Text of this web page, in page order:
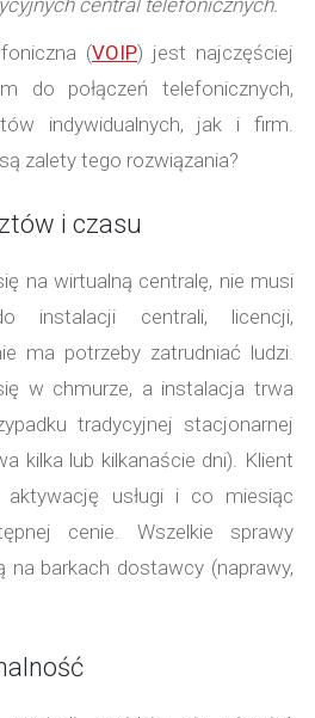
(VOIP) jest najczęściej
do połączeń telefonicznych,
indywidualnych, jak i firm.
są zalety tego rozwiązania?
i czasu
na wirtualną centralę, nie musi
instalacji centrali, licencji,
ma potrzeby zatrudniać ludzi.
w chmurze, a instalacja trwa
tradycyjnej stacjonarnej
kilka lub kilkanaście dni). Klient
aktywację usługi i co miesiąc
cenie. Wszelkie sprawy
na barkach dostawcy (naprawy,